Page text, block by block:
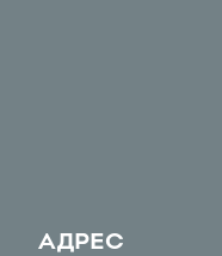
АДРЕС